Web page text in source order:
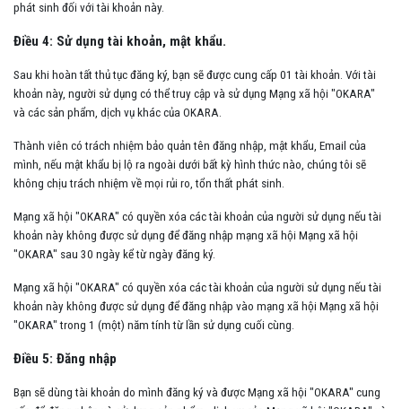
phát sinh đối với tài khoản này.
Điều 4: Sử dụng tài khoản, mật khẩu.
Sau khi hoàn tất thủ tục đăng ký, bạn sẽ được cung cấp 01 tài khoản. Với tài
khoản này, người sử dụng có thể truy cập và sử dụng Mạng xã hội "OKARA"
và các sản phẩm, dịch vụ khác của OKARA.
Thành viên có trách nhiệm bảo quản tên đăng nhập, mật khẩu, Email của
mình, nếu mật khẩu bị lộ ra ngoài dưới bất kỳ hình thức nào, chúng tôi sẽ
không chịu trách nhiệm về mọi rủi ro, tổn thất phát sinh.
Mạng xã hội "OKARA" có quyền xóa các tài khoản của người sử dụng nếu tài
khoản này không được sử dụng để đăng nhập mạng xã hội Mạng xã hội
"OKARA" sau 30 ngày kể từ ngày đăng ký.
Mạng xã hội "OKARA" có quyền xóa các tài khoản của người sử dụng nếu tài
khoản này không được sử dụng để đăng nhập vào mạng xã hội Mạng xã hội
"OKARA" trong 1 (một) năm tính từ lần sử dụng cuối cùng.
Điều 5: Đăng nhập
Bạn sẽ dùng tài khoản do mình đăng ký và được Mạng xã hội "OKARA" cung